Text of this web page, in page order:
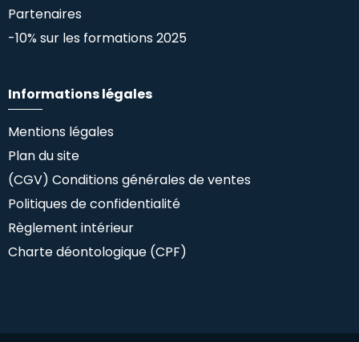
Partenaires
-10% sur les formations 2025
Informations légales
Mentions légales
Plan du site
(CGV) Conditions générales de ventes
Politiques de confidentialité
Règlement intérieur
Charte déontologique (CPF)